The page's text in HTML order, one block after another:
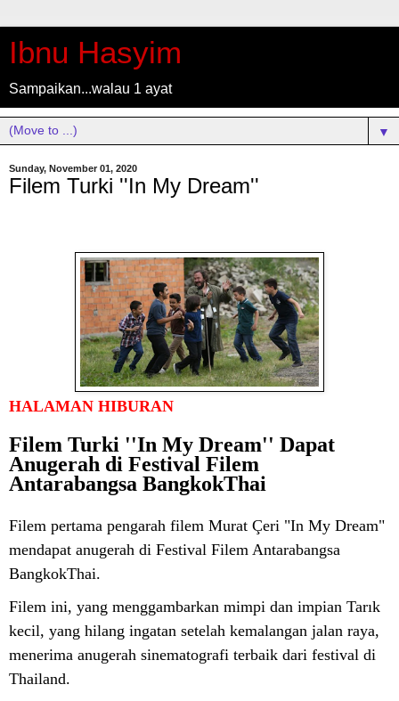
Ibnu Hasyim
Sampaikan...walau 1 ayat
▼
Sunday, November 01, 2020
Filem Turki ''In My Dream''
HALAMAN HIBURAN
Filem Turki ''In My Dream'' Dapat
Anugerah di Festival Filem
Antarabangsa BangkokThai
Filem pertama pengarah filem Murat Çeri "In My Dream"
mendapat anugerah di Festival Filem Antarabangsa
BangkokThai.
Filem ini, yang menggambarkan mimpi dan impian Tarık
kecil, yang hilang ingatan setelah kemalangan jalan raya,
menerima anugerah sinematografi terbaik dari festival di
Thailand.